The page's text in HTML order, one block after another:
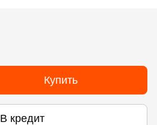
Купить
В кредит